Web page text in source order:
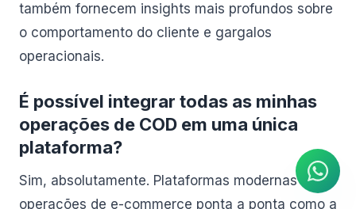
também fornecem insights mais profundos sobre
o comportamento do cliente e gargalos
operacionais.
É possível integrar todas as minhas
operações de COD em uma única
plataforma?
Sim, absolutamente. Plataformas modernas de
operações de e-commerce ponta a ponta como a
Agente de IA
Respostas instantâneas no
WhatsApp